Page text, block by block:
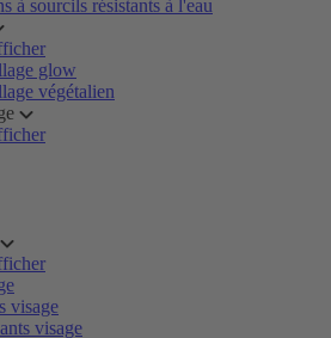
à sourcils résistants à l'eau
glow
végétalien
visage
visage